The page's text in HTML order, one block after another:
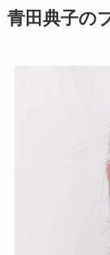
青田典子の